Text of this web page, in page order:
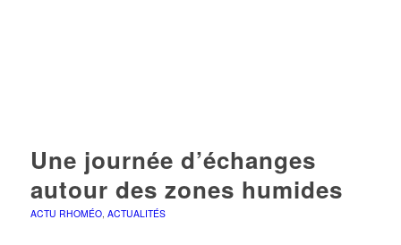
Une journée d’échanges
autour des zones humides
ACTU RHOMÉO, ACTUALITÉS